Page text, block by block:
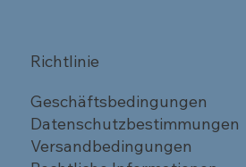
Richtlinie
Geschäftsbedingungen
Datenschutzbestimmungen
Versandbedingungen